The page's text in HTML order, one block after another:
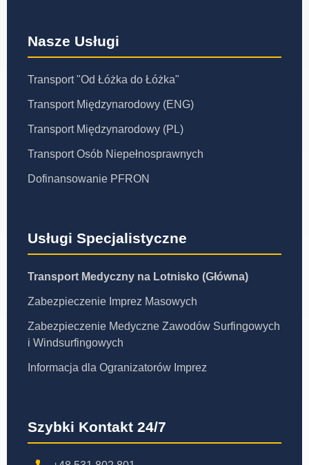
Nasze Usługi
Transport "Od Łóżka do Łóżka"
Transport Międzynarodowy (ENG)
Transport Międzynarodowy (PL)
Transport Osób Niepełnosprawnych
Dofinansowanie PFRON
Usługi Specjalistyczne
Transport Medyczny na Lotnisko (Główna)
Zabezpieczenie Imprez Masowych
Zabezpieczenie Medyczne Zawodów Surfingowych
i Windsurfingowych
Informacja dla Ogranizatorów Imprez
Szybki Kontakt 24/7